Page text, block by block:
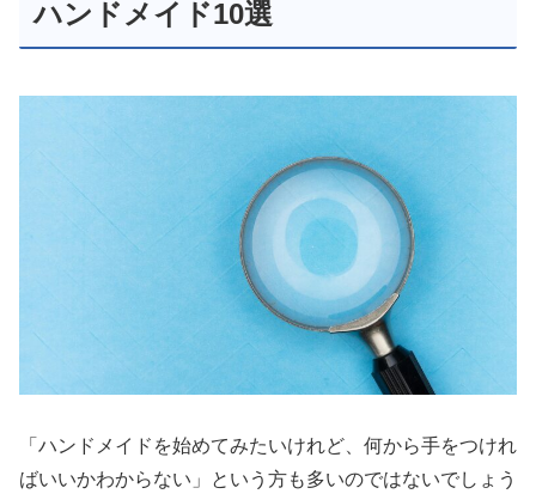
ハンドメイド10選
「ハンドメイドを始めてみたいけれど、何から手をつけれ
ばいいかわからない」という方も多いのではないでしょう